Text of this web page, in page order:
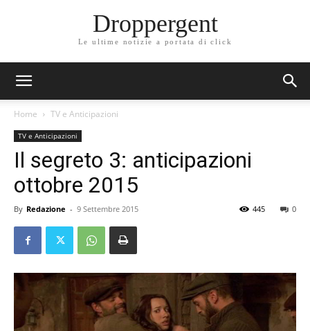
Droppergent
Le ultime notizie a portata di click
Home TV e Anticipazioni
TV e Anticipazioni
Il segreto 3: anticipazioni
ottobre 2015
By Redazione - 9 Settembre 2015 0
445